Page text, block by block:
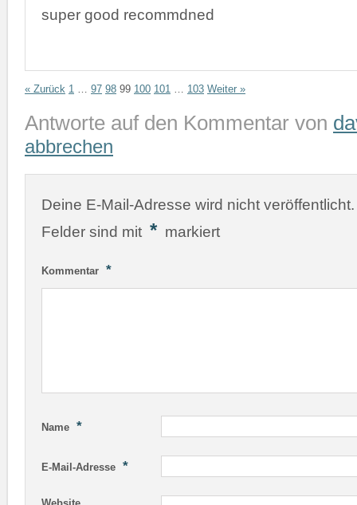
super good recommdned
« Zurück 1 97 98 99 100 101 103 Weiter »
Antworte auf den Kommentar von
abbrechen
Deine E-Mail-Adresse wird nicht veröffentlicht.
Felder sind mit * markiert
Kommentar *
Name *
E-Mail-Adresse *
Website